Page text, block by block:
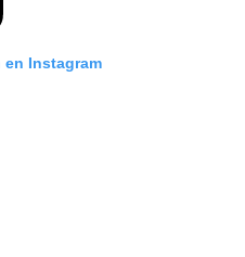
en Instagram